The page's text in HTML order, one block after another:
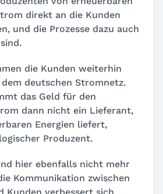
direkt an die Kunden
und die Prozesse dazu auch
die Kunden weiterhin
deutschen Stromnetz.
das Geld für den
dann nicht ein Lieferant,
Energien liefert,
Produzent.
hier ebenfalls nicht mehr
Kommunikation zwischen